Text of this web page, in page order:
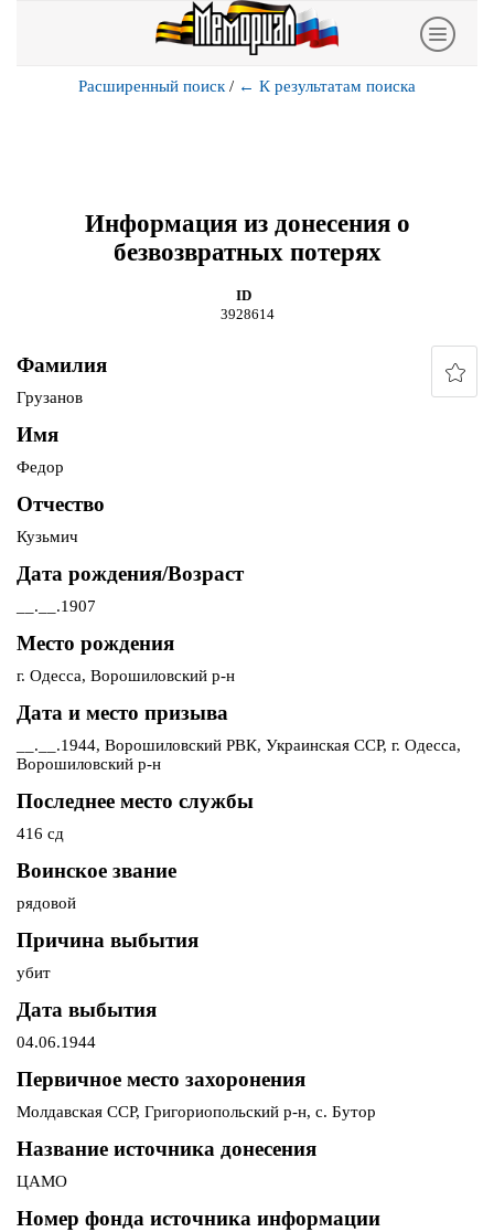
Расширенный поиск / ← К результатам поиска
Информация из донесения о
безвозвратных потерях
ID
3928614
Фамилия
Грузанов
Имя
Федор
Отчество
Кузьмич
Дата рождения/Возраст
__.__.1907
Место рождения
г. Одесса, Ворошиловский р-н
Дата и место призыва
__.__.1944, Ворошиловский РВК, Украинская ССР, г. Одесса,
Ворошиловский р-н
Последнее место службы
416 сд
Воинское звание
рядовой
Причина выбытия
убит
Дата выбытия
04.06.1944
Первичное место захоронения
Молдавская ССР, Григориопольский р-н, с. Бутор
Название источника донесения
ЦАМО
Номер фонда источника информации